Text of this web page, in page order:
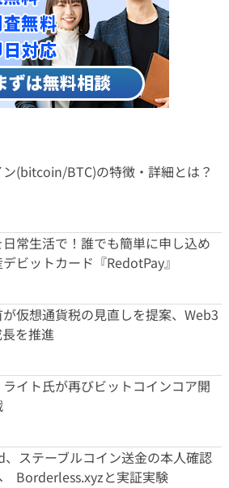
ン(bitcoin/BTC)の特徴・詳細とは？
常生活で！誰でも簡単に申し込め
ビットカード『RedotPay』
仮想通貨税の見直しを提案、Web3
を推進
イト氏が再びビットコインコア開
ステーブルコイン送金の本人確認
Borderless.xyzと実証実験